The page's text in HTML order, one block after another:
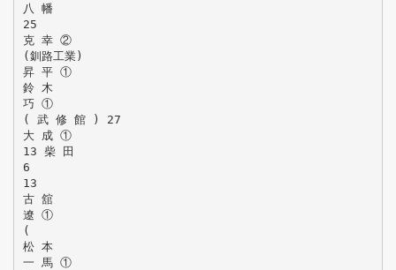
八 幡
25
克 幸 ②
(釧路工業)
昇 平 ①
鈴 木
巧 ①
( 武 修 館 ) 27
大 成 ①
13 柴 田
6
13
古 舘
遼 ①
(
松 本
一 馬 ①